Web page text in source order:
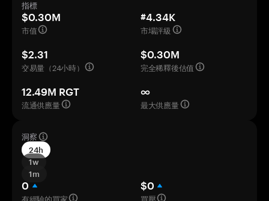
指標
$0.30M
市值
#4.34K
市場評級
$2.31
交易量（24小時）
$0.30M
完全稀釋後估值
12.49M RGT
流通供應量
∞
最大供應量
洞察
24h
1w
1m
0
有經驗的買家
$0
買壓